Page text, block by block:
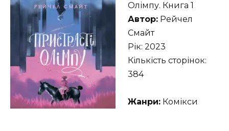
Олімпу. Книга 1
Автор: Рейчел
Смайт
Рік: 2023
Кількість сторінок:
384
Жанри: Комікси